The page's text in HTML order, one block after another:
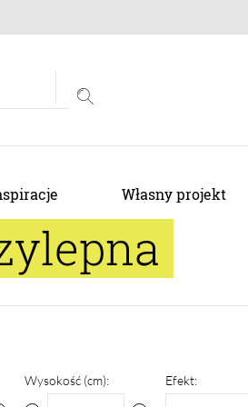
Własny projekt
Wysokość (cm):
Efekt: